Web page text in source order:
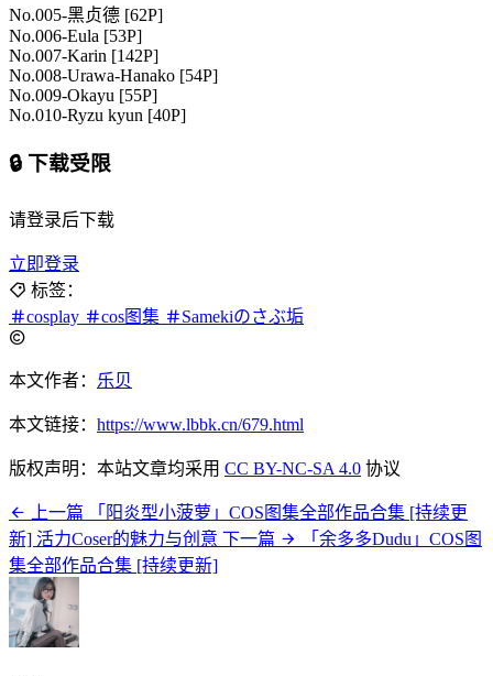
No.005-黑贞德 [62P]
No.006-Eula [53P]
No.007-Karin [142P]
No.008-Urawa-Hanako [54P]
No.009-Okayu [55P]
No.010-Ryzu kyun [40P]
🔒 下载受限
请登录后下载
立即登录
标签：
cosplay
cos图集 Samekiのさぶ垢
本文作者： 乐贝
本文链接： https://www.lbbk.cn/679.html
版权声明：本站文章均采用 CC BY-NC-SA 4.0 协议
上一篇
「阳炎型小菠萝」COS图集全部作品合集 [持续更
新] 活力Coser的魅力与创意 下一篇
「余多多Dudu」COS图
集全部作品合集 [持续更新]